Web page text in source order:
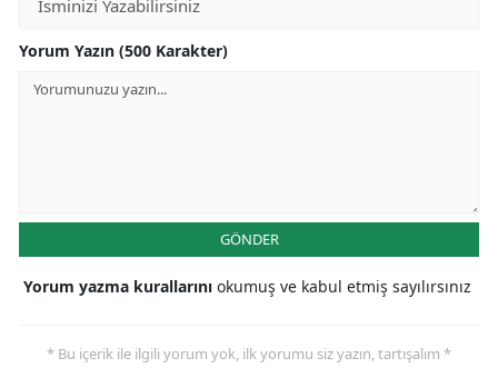
Malatya
Yorum Yazın (500 Karakter)
GÖNDER
Yorum yazma kurallarını okumuş ve kabul etmiş sayılırsınız
* Bu içerik ile ilgili yorum yok, ilk yorumu siz yazın, tartışalım *